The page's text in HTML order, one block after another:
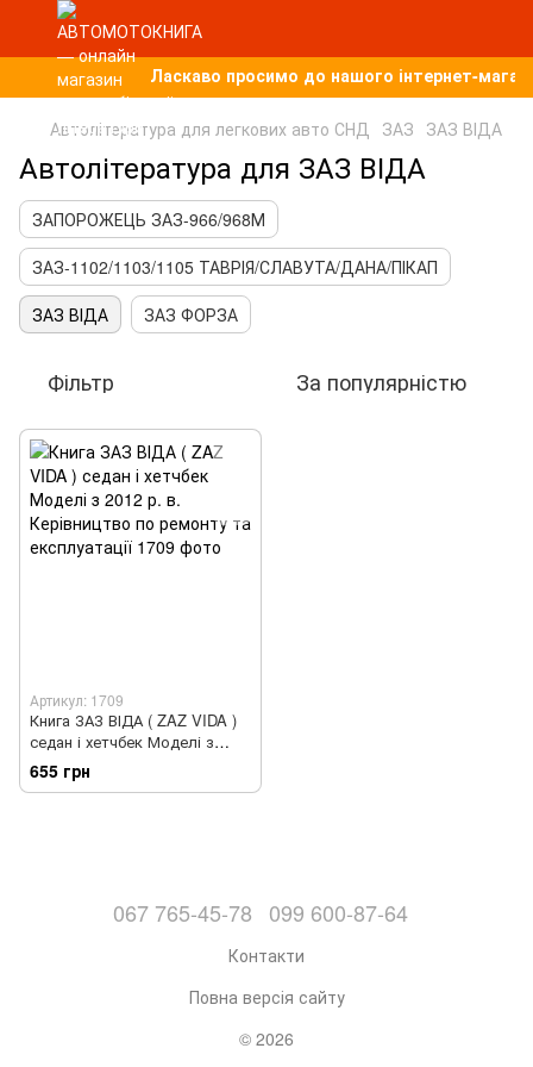
Ласкаво просимо до нашого інтернет-
Автолітература для легкових авто СНД ЗАЗ ЗАЗ ВІДА
Автолітература для ЗАЗ ВІДА
ЗАПОРОЖЕЦЬ ЗАЗ-966/968М
ЗАЗ-1102/1103/1105 ТАВРІЯ/СЛАВУТА/ДАНА/ПІКАП
ЗАЗ ВІДА
ЗАЗ ФОРЗА
Фільтр За популярністю
Артикул: 1709
Книга ЗАЗ ВІДА ( ZAZ VIDA )
седан і хетчбек Моделі з
2012 р. в. Керівництво по
ремонту та експлуатації
655 грн
067 765-45-78 099 600-87-64
Контакти
Повна версія сайту
© 2026